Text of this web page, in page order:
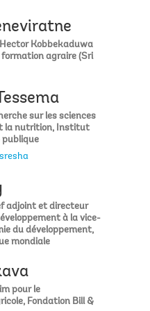
d'une alimentation
il faudra modifier la
commentaire est très
l'indicateur du "coût
les régions et les
peut être une première
les mécanismes de
et pour prioriser les
formation des jeunes qui
de nos
financements
importants. Nous
est une étape
et la capacité des
Kobbekaduwa
agraire (Sri
sur les sciences
la nutrition, Institut
publique
adjoint et directeur
à la vice-
du développement,
mondiale
pour le
Fondation Bill &